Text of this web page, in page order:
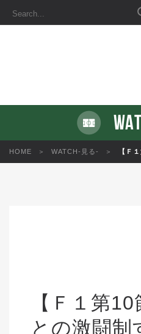
HOME WATCH-見る- 【Ｆ
【Ｆ１第
との激闘